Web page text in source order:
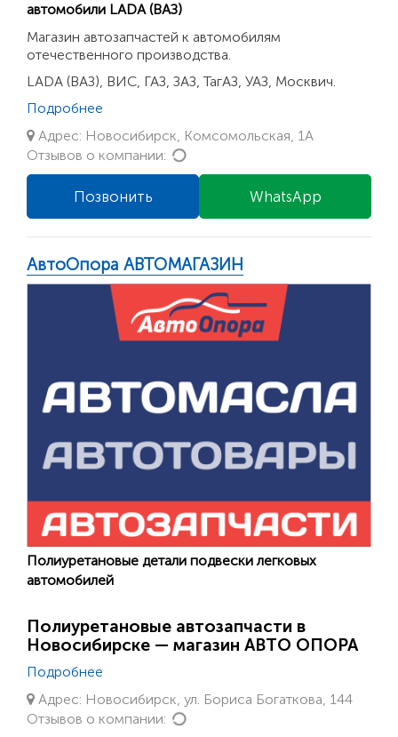
автомобили LADA (ВАЗ)
Магазин автозапчастей к автомобилям
отечественного производства.
LADA (ВАЗ), ВИС, ГАЗ, ЗАЗ, ТагАЗ, УАЗ, Москвич.
Подробнее
Адрес: Новосибирск, Комсомольская, 1А
Отзывов о компании:
WhatsApp
Позвонить
АвтоОпора АВТОМАГАЗИН
Полиуретановые детали подвески легковых
автомобилей
Полиуретановые автозапчасти в
Новосибирске — магазин АВТО ОПОРА
Подробнее
Адрес: Новосибирск, ул. Бориса Богаткова, 144
Отзывов о компании: